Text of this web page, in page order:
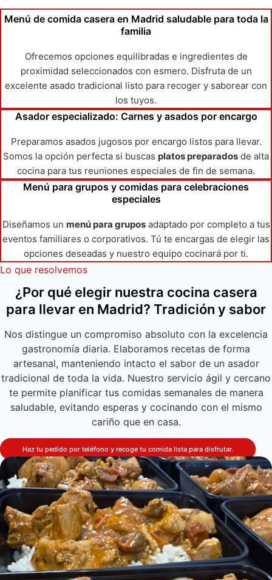
Menú de comida casera en Madrid saludable para toda la
familia
Ofrecemos opciones equilibradas e ingredientes de
proximidad seleccionados con esmero. Disfruta de un
excelente asado tradicional listo para recoger y saborear con
los tuyos.
Asador especializado: Carnes y asados por encargo
Preparamos asados jugosos por encargo listos para llevar.
Somos la opción perfecta si buscas platos preparados de alta
cocina para tus reuniones especiales de fin de semana.
Menú para grupos y comidas para celebraciones
especiales
Diseñamos un menú para gruposadaptado por completo a tus
eventos familiares o corporativos. Tú te encargas de elegir las
opciones deseadas y nuestro equipo cocinará por ti.
Lo que resolvemos
¿Por qué elegir nuestra cocina casera
para llevar en Madrid? Tradición y sabor
Nos distingue un compromiso absoluto con la excelencia
gastronomía diaria. Elaboramos recetas de forma
artesanal, manteniendo intacto el sabor de un asador
tradicional de toda la vida. Nuestro servicio ágil y cercano
te permite planificar tus comidas semanales de manera
saludable, evitando esperas y cocinando con el mismo
cariño que en casa.
Haz tu pedido por teléfono y recoge tu comida lista para disfrutar.